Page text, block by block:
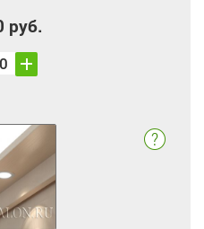
руб.